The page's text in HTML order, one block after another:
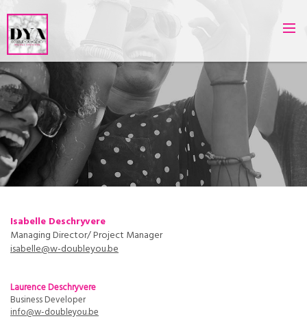
Isabelle Deschryvere
Managing Director/ Project Manager
isabelle@w-doubleyou.be
Laurence Deschryvere
Business Developer
info@w-doubleyou.be